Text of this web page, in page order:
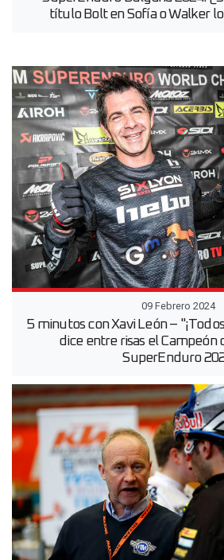
título Bolt en Sofía o Walker
09 Febrero 2024
5 minutos con Xavi León –
dice entre risas el Campeón
SuperEnduro